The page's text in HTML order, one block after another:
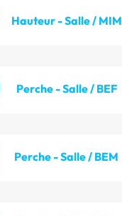
Hauteur - Salle / MIM
Perche - Salle / BEF
Perche - Salle / BEM